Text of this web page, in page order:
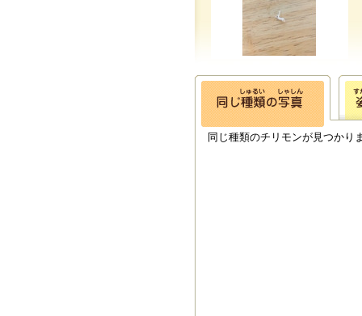
同じ種類のチリモンが見つかり